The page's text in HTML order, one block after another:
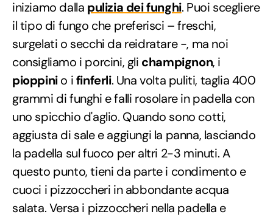
iniziamo dalla pulizia dei funghi. Puoi scegliere
il tipo di fungo che preferisci – freschi,
surgelati o secchi da reidratare -, ma noi
consigliamo i porcini, gli champignon, i
pioppinio ifinferli. Una volta puliti, taglia 400
grammi di funghi e falli rosolare in padella con
uno spicchio d'aglio. Quando sono cotti,
aggiusta di sale e aggiungi la panna, lasciando
la padella sul fuoco per altri 2-3 minuti. A
questo punto, tieni da parte i condimento e
cuoci i pizzoccheri in abbondante acqua
salata. Versa i pizzoccheri nella padella e